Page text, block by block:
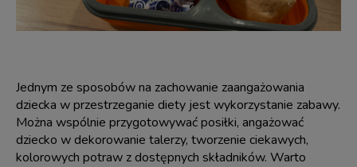
Jednym ze sposobów na zachowanie zaangażowania
dziecka w przestrzeganie diety jest wykorzystanie zabawy.
Można wspólnie przygotowywać posiłki, angażować
dziecko w dekorowanie talerzy, tworzenie ciekawych,
kolorowych potraw z dostępnych składników. Warto